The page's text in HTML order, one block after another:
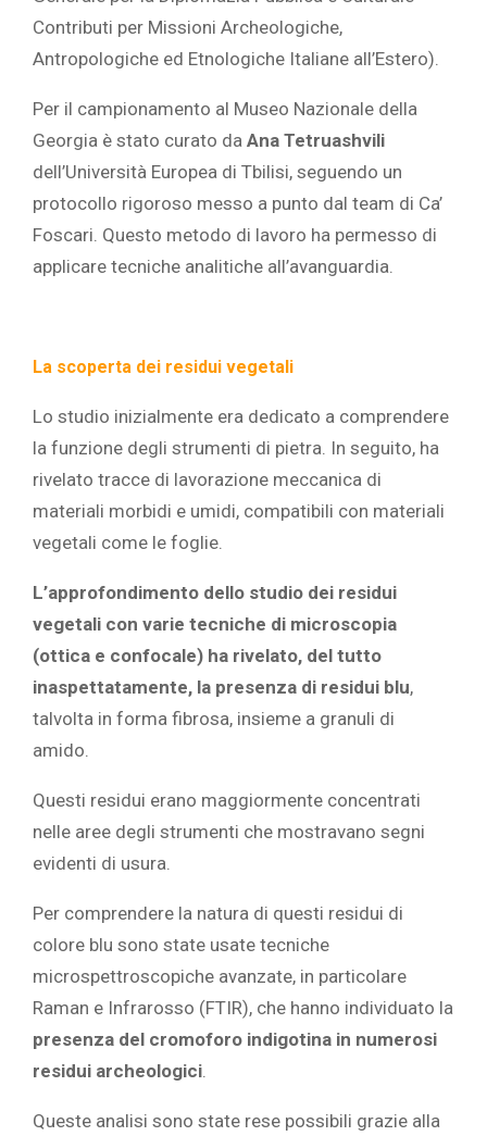
Contributi per Missioni Archeologiche,
Antropologiche ed Etnologiche Italiane all’Estero).
Per il campionamento al Museo Nazionale della
Georgia è stato curato da Ana Tetruashvili
dell’Università Europea di Tbilisi, seguendo un
protocollo rigoroso messo a punto dal team di Ca’
Foscari. Questo metodo di lavoro ha permesso di
applicare tecniche analitiche all’avanguardia.
La scoperta dei residui vegetali
Lo studio inizialmente era dedicato a comprendere
la funzione degli strumenti di pietra. In seguito, ha
rivelato tracce di lavorazione meccanica di
materiali morbidi e umidi, compatibili con materiali
vegetali come le foglie.
L’approfondimento dello studio dei residui
vegetali con varie tecniche di microscopia
(ottica e confocale) ha rivelato, del tutto
inaspettatamente, la presenza di residui blu,
talvolta in forma fibrosa, insieme a granuli di
amido.
Questi residui erano maggiormente concentrati
nelle aree degli strumenti che mostravano segni
evidenti di usura.
Per comprendere la natura di questi residui di
colore blu sono state usate tecniche
microspettroscopiche avanzate, in particolare
Raman e Infrarosso (FTIR), che hanno individuato la
presenza del cromoforo indigotina in numerosi
residui archeologici
Queste analisi sono state rese possibili grazie alla